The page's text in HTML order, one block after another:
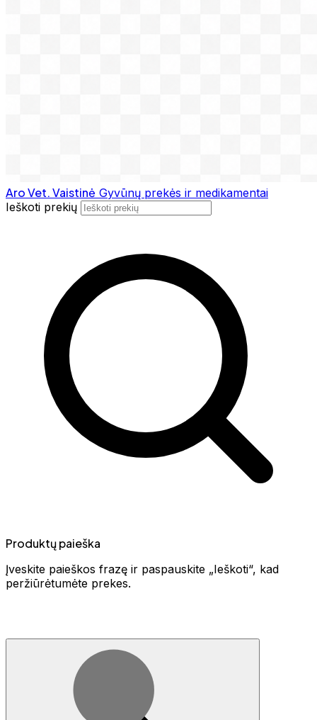
Aro Vet. Vaistinė Gyvūnų prekės ir medikamentai
Ieškoti prekių
Produktų paieška
Įveskite paieškos frazę ir paspauskite „Ieškoti“, kad
peržiūrėtumėte prekes.